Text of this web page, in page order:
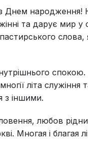
Днем народження!
та дарує мир у
слова,
літа служіння
з іншими.
любов
Многая і благая